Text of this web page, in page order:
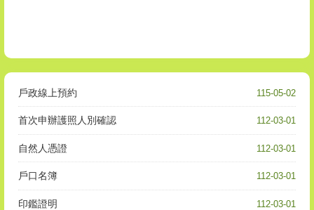
115-05-02
戶政線上預約
112-03-01
首次申辦護照人別確認
112-03-01
自然人憑證
112-03-01
戶口名簿
112-03-01
印鑑證明